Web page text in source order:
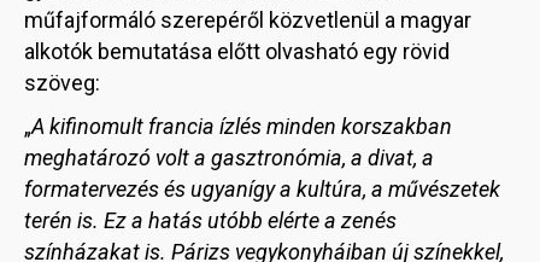
műfajformáló szerepéről közvetlenül a magyar
alkotók bemutatása előtt olvasható egy rövid
szöveg:
„A kifinomult francia ízlés minden korszakban
meghatározó volt a gasztronómia, a divat, a
formatervezés és ugyanígy a kultúra, a művészetek
terén is. Ez a hatás utóbb elérte a zenés
színházakat is. Párizs vegykonyháiban új színekkel,